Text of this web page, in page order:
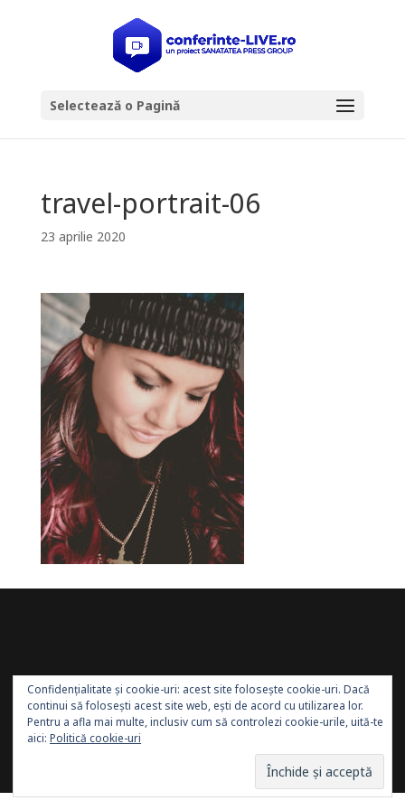
Selectează o Pagină
travel-portrait-06
23 aprilie 2020
Site administrat de:
Confidențialitate și cookie-uri: acest site folosește cookie-uri. Dacă
continui să folosești acest site web, ești de acord cu utilizarea lor.
Pentru a afla mai multe, inclusiv cum să controlezi cookie-urile, uită-te
aici: Politică cookie-uri